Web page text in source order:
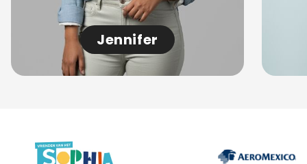
Jennifer